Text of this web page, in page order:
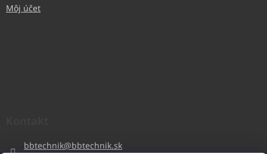
Môj účet
bbtechnik@bbtechnik.sk